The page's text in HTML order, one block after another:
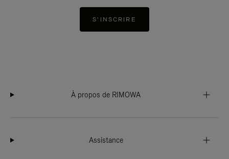
S'INSCRIRE
À propos de RIMOWA
Assistance